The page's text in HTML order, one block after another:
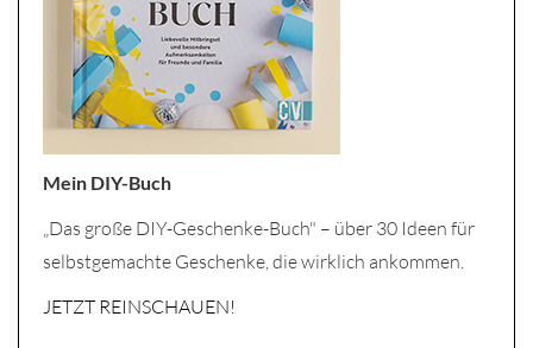
Mein DIY-Buch
„Das große DIY-Geschenke-Buch" – über 30 Ideen für
selbstgemachte Geschenke, die wirklich ankommen.
JETZT REINSCHAUEN!